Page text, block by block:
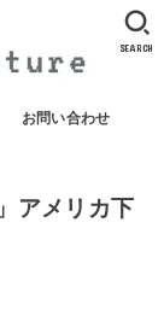
お問い合わせ
SEARCH
アメリカ下